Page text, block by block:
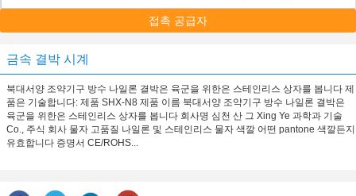
접촉 공급자
금속 결박 시계
북대서양 조약기구 방수 나일론 결박은 육군을 위한은 스테인리스 상자를 봅니다 제
품은 기술합니다: 제품 SHX-N8 제품 이름 북대서양 조약기구 방수 나일론 결박은
육군을 위한은 스테인리스 상자를 봅니다 회사명 심천 산 그 Xing Ye 과학과 기술
Co., 주식 회사 물자 고품질 나일론 및 스테인리스 물자 색깔 어떤 pantone 색깔든지
유효합니다 증명서 CE/ROHS...